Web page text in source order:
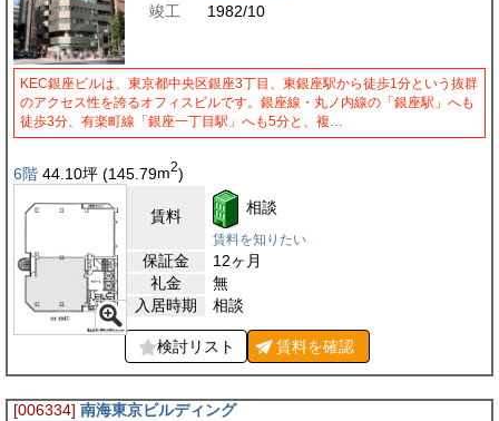
竣工
1982/10
KEC銀座ビルは、東京都中央区銀座3丁目、東銀座駅から徒歩1分という抜群
のアクセス性を誇るオフィスビルです。銀座線・丸ノ内線の「銀座駅」へも
徒歩3分、有楽町線「銀座一丁目駅」へも5分と、複…
6階 44.10坪 (145.79m2)
賃料 相談
賃料を知りたい
保証金
12ヶ月
礼金
無
入居時期
相談
検討リスト 賃料を確認
[006334] 南海東京ビルディング